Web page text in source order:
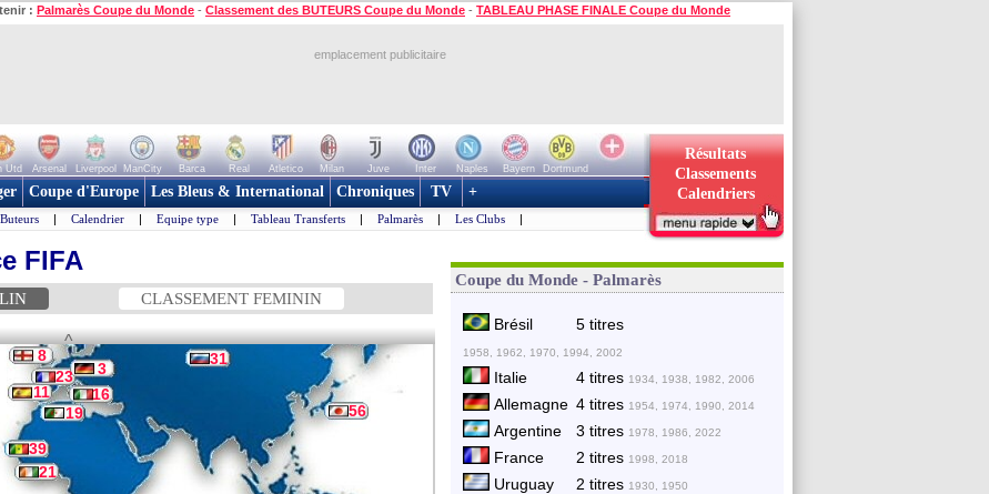
: Palmarès Coupe du Monde - Classement des BUTEURS Coupe du Monde - TABLEAU PHASE FINALE Coupe du Monde
emplacement publicitaire
Utd Arsenal Liverpool ManCity Barca Real Atletico Milan Juve Inter Naples Bayern
Dortmund
Résultats
Classements
Calendriers
Coupe d'Europe Les Bleus & International Chroniques TV +
Buteurs | Calendrier | Equipe type | Tableau Transferts | Palmarès | Les Clubs |
FIFA
CLASSEMENT FEMININ
^
8
23
3
11
16
31
21
39
19 56
Coupe du Monde - Palmarès
Brésil 5 titres
1958, 1962, 1970, 1994, 2002
Italie 4 titres 1934, 1938, 1982, 2006
Allemagne 4 titres 1954, 1974, 1990, 2014
Argentine 3 titres 1978, 1986, 2022
France 2 titres 1998, 2018
Uruguay 2 titres 1930, 1950